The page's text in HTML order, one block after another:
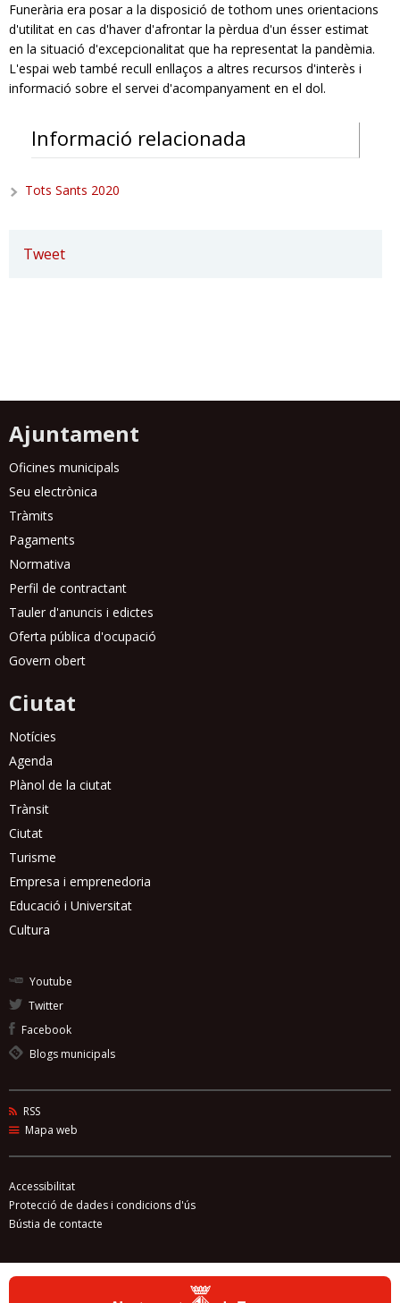
Funerària era posar a la disposició de tothom unes orientacions
d'uti­litat en cas d'haver d'afrontar la pèrdua d'un ésser estimat
en la situació d'excepcionalitat que ha representat la pandèmia.
L'espai web també recull enllaços a altres recursos d'inte­rès i
informació sobre el servei d'acompanya­ment en el dol.
Informació relacionada
Tots Sants 2020
Tweet
Ajuntament
Oficines municipals
Seu electrònica
Tràmits
Pagaments
Normativa
Perfil de contractant
Tauler d'anuncis i edictes
Oferta pública d'ocupació
Govern obert
Ciutat
Notícies
Agenda
Plànol de la ciutat
Trànsit
Ciutat
Turisme
Empresa i emprenedoria
Educació i Universitat
Cultura
Youtube
Twitter
Facebook
Blogs municipals
RSS
Mapa web
Accessibilitat
Protecció de dades i condicions d'ús
Bústia de contacte